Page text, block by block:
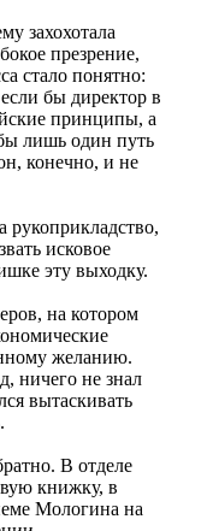
захохотала
презрение,
стало понятно:
бы директор в
принципы, а
лишь один путь
конечно, и не
рукоприкладство,
исковое
эту выходку.
на котором
желанию.
ничего не знал
вытаскивать
В отделе
книжку, в
Мологина на